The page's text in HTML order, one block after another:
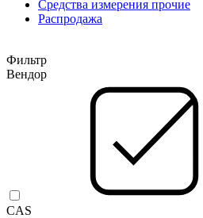
Средства измерения прочие
Распродажа
Фильтр
Вендор
CAS